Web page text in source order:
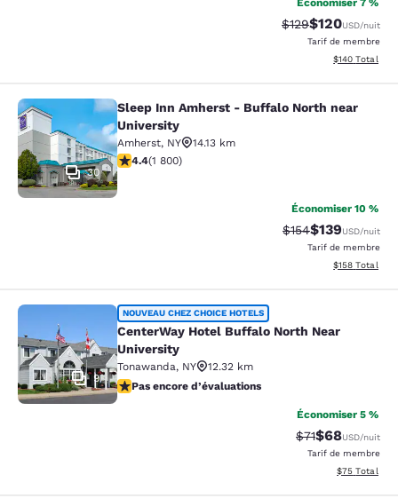
Économiser 7 %
Tarif barré :
$129Tarif réduit :
$120USD/nuit
Tarif de membre
Afficher les
$140 Total
Sleep Inn Amherst - Buffalo North
30
Sleep Inn Amherst - Buffalo North near
University
Amherst, NY
14.13 km
4.38 étoiles. Excellent. 1800 commentaires
4.4(1 800)
Économiser 10 %
Tarif barré :
$154Tarif réduit :
$139USD/nuit
Tarif de membre
Afficher les
$158 Total
CenterWay Hotel Buffalo North
9
NOUVEAU CHEZ CHOICE HOTELS
CenterWay Hotel Buffalo North Near
University
Tonawanda, NY
12.32 km
Pas encore d’évaluations
Pas encore d’évaluations
Économiser 5 %
Tarif barré :
$71Tarif réduit :
$68USD/nuit
Tarif de membre
Afficher les
$75 Total